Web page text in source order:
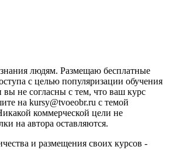
людям. Размещаю бесплатные
с целью популяризации обучения
вы не согласны с тем, что ваш курс
на kursy@tvoeobr.ru с темой
коммерческой цели не
на автора оставляются.
и размещения своих курсов -